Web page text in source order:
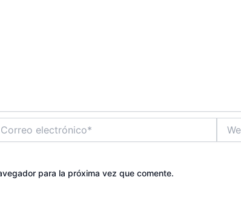
para la próxima vez que comente.